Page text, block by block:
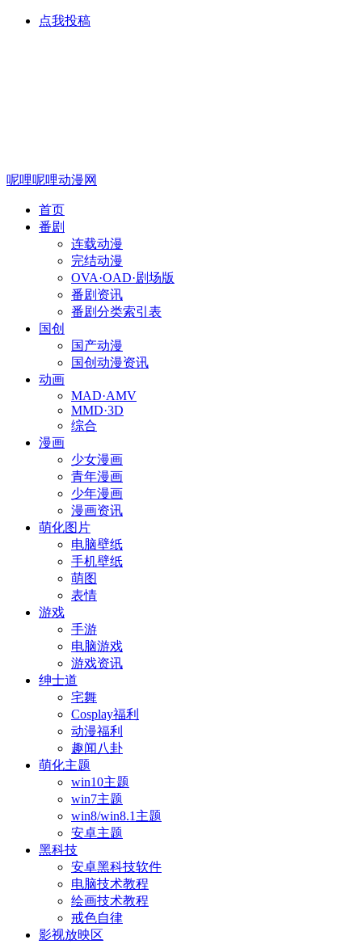
点我投稿
呢哩呢哩动漫网
首页
番剧
连载动漫
完结动漫
OVA·OAD·剧场版
番剧资讯
番剧分类索引表
国创
国产动漫
国创动漫资讯
动画
MAD·AMV
MMD·3D
综合
漫画
少女漫画
青年漫画
少年漫画
漫画资讯
萌化图片
电脑壁纸
手机壁纸
萌图
表情
游戏
手游
电脑游戏
游戏资讯
绅士道
宅舞
Cosplay福利
动漫福利
趣闻八卦
萌化主题
win10主题
win7主题
win8/win8.1主题
安卓主题
黑科技
安卓黑科技软件
电脑技术教程
绘画技术教程
戒色自律
影视放映区